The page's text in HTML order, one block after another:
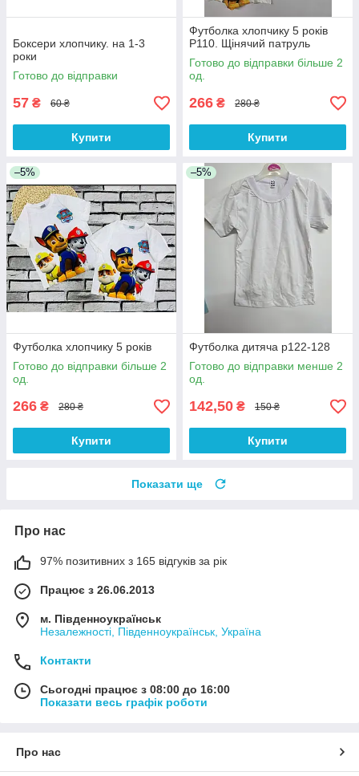
Боксери хлопчику. на 1-3
роки
Готово до відправки
57 ₴ 60 ₴
Купити
Футболка хлопчику 5 років
Р110. Щінячий патруль
Готово до відправки більше 2
од.
266 ₴ 280 ₴
Купити
–5%
Футболка хлопчику 5 років
Готово до відправки більше 2
од.
266 ₴ 280 ₴
Купити
–5%
Футболка дитяча р122-128
Готово до відправки менше 2
од.
142,50 ₴ 150 ₴
Купити
Показати ще
Про нас
97% позитивних з 165 відгуків за рік
Працює з 26.06.2013
м. Південноукраїнськ
Незалежності, Південноукраїнськ, Україна
Контакти
Сьогодні працює з 08:00 до 16:00
Показати весь графік роботи
Про нас